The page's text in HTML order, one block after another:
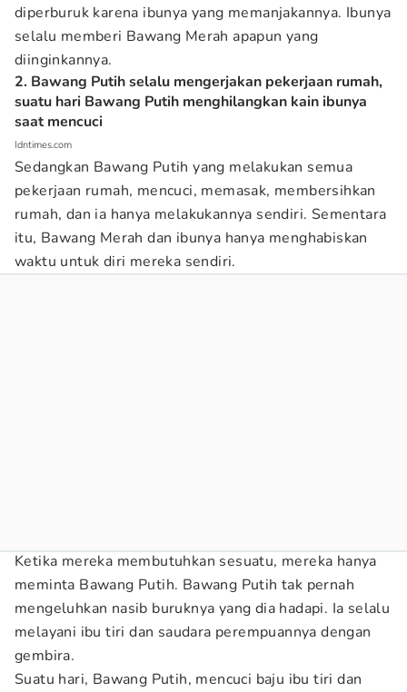
diperburuk karena ibunya yang memanjakannya. Ibunya
selalu memberi Bawang Merah apapun yang
diinginkannya.
2. Bawang Putih selalu mengerjakan pekerjaan rumah,
suatu hari Bawang Putih menghilangkan kain ibunya
saat mencuci
Idntimes.com
Sedangkan Bawang Putih yang melakukan semua
pekerjaan rumah, mencuci, memasak, membersihkan
rumah, dan ia hanya melakukannya sendiri. Sementara
itu, Bawang Merah dan ibunya hanya menghabiskan
waktu untuk diri mereka sendiri.
Ketika mereka membutuhkan sesuatu, mereka hanya
meminta Bawang Putih. Bawang Putih tak pernah
mengeluhkan nasib buruknya yang dia hadapi. Ia selalu
melayani ibu tiri dan saudara perempuannya dengan
gembira.
Suatu hari, Bawang Putih, mencuci baju ibu tiri dan